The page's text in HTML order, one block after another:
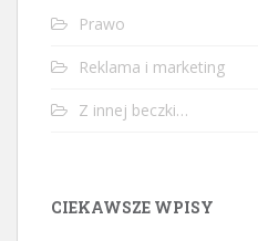
Prawo
Reklama i marketing
Z innej beczki…
CIEKAWSZE WPISY